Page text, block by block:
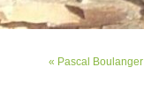
« Pascal Boulanger